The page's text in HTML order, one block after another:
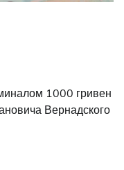
1000 гривен
Вернадского